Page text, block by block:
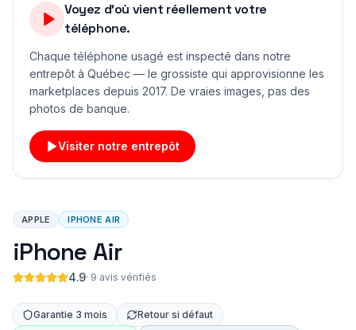
Voyez d'où vient réellement votre
téléphone.
Chaque téléphone usagé est inspecté dans notre
entrepôt à Québec — le grossiste qui approvisionne les
marketplaces depuis 2017. De vraies images, pas des
photos de banque.
Visiter notre entrepôt
APPLE IPHONE AIR
iPhone Air
4.9· 9 avis vérifiés
Garantie 3 mois
Retour si défaut